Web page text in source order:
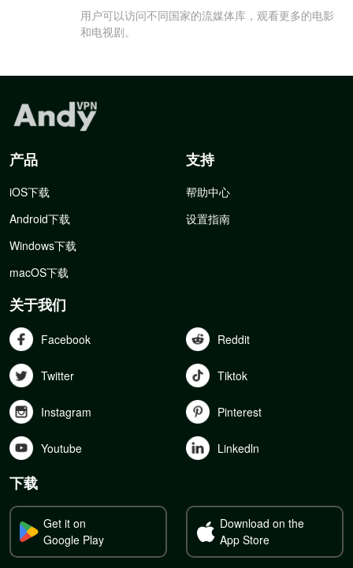
用户可以访问不同国家的流媒体库，观看更多的电影
和电视剧。
产品
iOS下载
Android下载
Windows下载
macOS下载
支持
帮助中心
设置指南
关于我们
Facebook Reddit
Twitter Tiktok
Instagram Pinterest
Youtube Linkedln
下载
Get it on
Google Play
Download on the
App Store